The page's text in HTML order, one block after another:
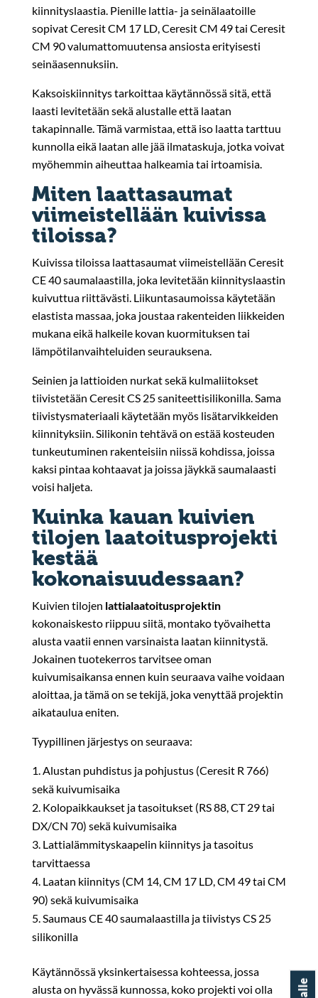
kiinnityslaastia. Pienille lattia- ja seinälaatoille
sopivat Ceresit CM 17 LD, Ceresit CM 49 tai Ceresit
CM 90 valumattomuutensa ansiosta erityisesti
seinäasennuksiin.
Kaksoiskiinnitys tarkoittaa käytännössä sitä, että
laasti levitetään sekä alustalle että laatan
takapinnalle. Tämä varmistaa, että iso laatta tarttuu
kunnolla eikä laatan alle jää ilmataskuja, jotka voivat
myöhemmin aiheuttaa halkeamia tai irtoamisia.
Miten laattasaumat
viimeistellään kuivissa
tiloissa?
Kuivissa tiloissa laattasaumat viimeistellään Ceresit
CE 40 saumalaastilla, joka levitetään kiinnityslaastin
kuivuttua riittävästi. Liikuntasaumoissa käytetään
elastista massaa, joka joustaa rakenteiden liikkeiden
mukana eikä halkeile kovan kuormituksen tai
lämpötilanvaihteluiden seurauksena.
Seinien ja lattioiden nurkat sekä kulmaliitokset
tiivistetään Ceresit CS 25 saniteettisilikonilla. Sama
tiivistysmateriaali käytetään myös lisätarvikkeiden
kiinnityksiin. Silikonin tehtävä on estää kosteuden
tunkeutuminen rakenteisiin niissä kohdissa, joissa
kaksi pintaa kohtaavat ja joissa jäykkä saumalaasti
voisi haljeta.
Kuinka kauan kuivien
tilojen laatoitusprojekti
kestää
kokonaisuudessaan?
Kuivien tilojen lattialaatoitusprojektin
kokonaiskesto riippuu siitä, montako työvaihetta
alusta vaatii ennen varsinaista laatan kiinnitystä.
Jokainen tuotekerros tarvitsee oman
kuivumisaikansa ennen kuin seuraava vaihe voidaan
aloittaa, ja tämä on se tekijä, joka venyttää projektin
aikataulua eniten.
Tyypillinen järjestys on seuraava:
Alustan puhdistus ja pohjustus (Ceresit R 766)
sekä kuivumisaika
Kolopaikkaukset ja tasoitukset (RS 88, CT 29 tai
DX/CN 70) sekä kuivumisaika
Lattialämmityskaapelin kiinnitys ja tasoitus
tarvittaessa
Laatan kiinnitys (CM 14, CM 17 LD, CM 49 tai CM
90) sekä kuivumisaika
Saumaus CE 40 saumalaastilla ja tiivistys CS 25
silikonilla
Käytännössä yksinkertaisessa kohteessa, jossa
alusta on hyvässä kunnossa, koko projekti voi olla